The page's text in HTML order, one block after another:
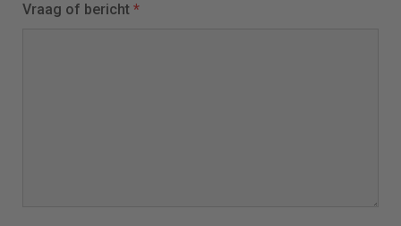
Vraag of bericht *